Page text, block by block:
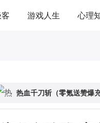
游戏人生 心理
54热血千刀斩（零氪送赞爆充